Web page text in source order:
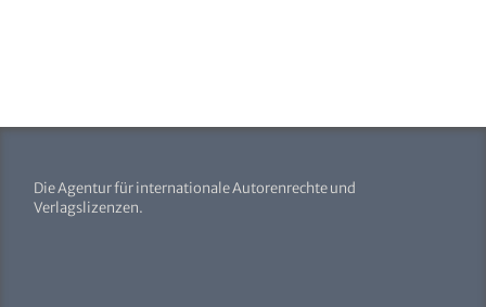
Die Agentur für internationale Autorenrechte und
Verlagslizenzen.